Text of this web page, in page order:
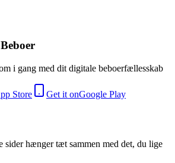
i gang med dit digitale beboerfællesskab
Store Get it onGoogle Play
hænger tæt sammen med det, du lige